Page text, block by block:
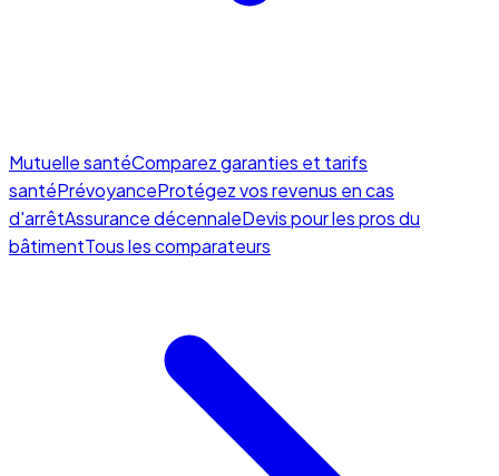
Mutuelle santéComparez garanties et tarifs
santéPrévoyanceProtégez vos revenus en cas
d'arrêtAssurance décennaleDevis pour les pros du
bâtimentTous les comparateurs